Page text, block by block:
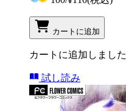
カートに追加
カートに追加しました
試し読み